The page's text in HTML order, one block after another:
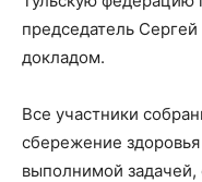
председатель
докладом.
Все участники
сбережение
выполнимой задачей,